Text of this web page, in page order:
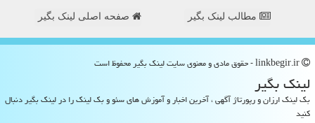
مطالب لینک بگیر صفحه اصلی لینک بگیر
لینك بگیر
بک لینک ارزان و رپورتاژ آگهی ، آخرین اخبار و آموزش های سئو و بک لینک را در لینک بگیر دنبال
کنید